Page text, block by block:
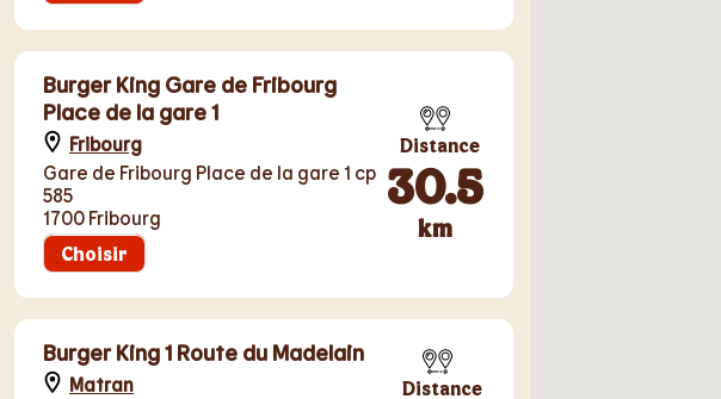
Burger King Gare de Fribourg
Place de la gare 1
Fribourg
Gare de Fribourg Place de la gare 1 cp
585
1700 Fribourg
Choisir
Distance
30.5
km
Burger King 1 Route du Madelain
Matran Distance